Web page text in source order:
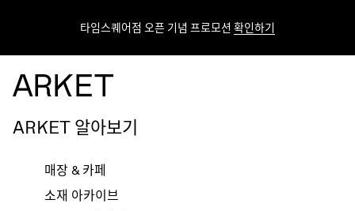
타임스퀘어점 오픈 기념 프로모션 확인하기
ARKET 알아보기
매장 & 카페
소재 아카이브